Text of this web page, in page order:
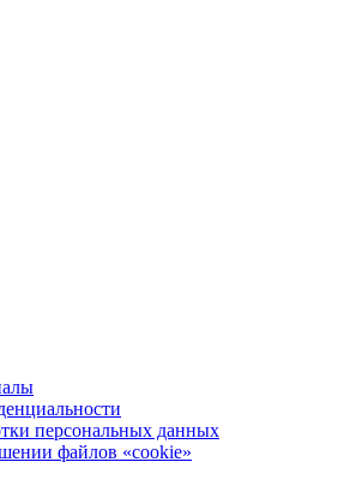
персональных данных
файлов «cookie»